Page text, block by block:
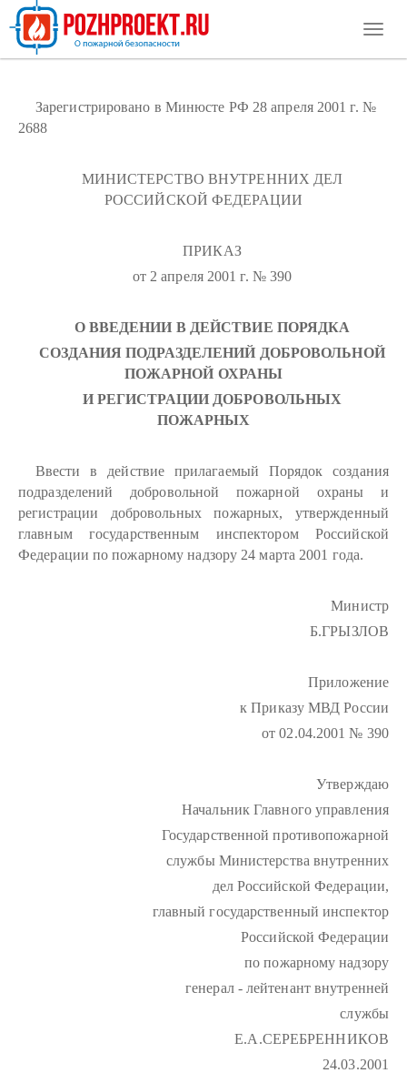
Зарегистрировано в Минюсте РФ 28 апреля 2001 г. №
2688
МИНИСТЕРСТВО ВНУТРЕННИХ ДЕЛ
РОССИЙСКОЙ ФЕДЕРАЦИИ
ПРИКАЗ
от 2 апреля 2001 г. № 390
О ВВЕДЕНИИ В ДЕЙСТВИЕ ПОРЯДКА
СОЗДАНИЯ ПОДРАЗДЕЛЕНИЙ ДОБРОВОЛЬНОЙ
ПОЖАРНОЙ ОХРАНЫ
И РЕГИСТРАЦИИ ДОБРОВОЛЬНЫХ
ПОЖАРНЫХ
Ввести в действие прилагаемый Порядок создания
подразделений добровольной пожарной охраны и
регистрации добровольных пожарных, утвержденный
главным государственным инспектором Российской
Федерации по пожарному надзору 24 марта 2001 года.
Министр
Б.ГРЫЗЛОВ
Приложение
к Приказу МВД России
от 02.04.2001 № 390
Утверждаю
Начальник Главного управления
Государственной противопожарной
службы Министерства внутренних
дел Российской Федерации,
главный государственный инспектор
Российской Федерации
по пожарному надзору
генерал - лейтенант внутренней
службы
Е.А.СЕРЕБРЕННИКОВ
24.03.2001